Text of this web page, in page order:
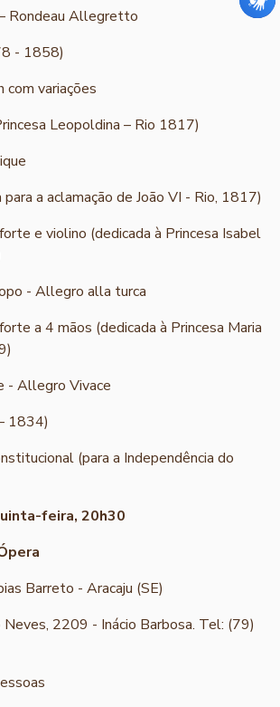
Rondeau Allegretto
- 1858)
com variações
Leopoldina – Rio 1817)
a aclamação de João VI - Rio, 1817)
e violino (dedicada à Princesa Isabel
- Allegro alla turca
a 4 mãos (dedicada à Princesa Maria
- Allegro Vivace
1834)
(para a Independência do
feira, 20h30
Barreto - Aracaju (SE)
2209 - Inácio Barbosa. Tel: (79)